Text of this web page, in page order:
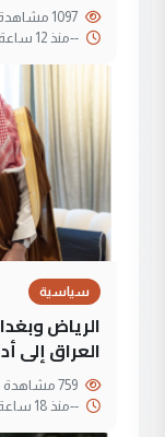
--منذ 12 ساعة
سياسية
الرياض
العراق إلى
--منذ 18 ساعة